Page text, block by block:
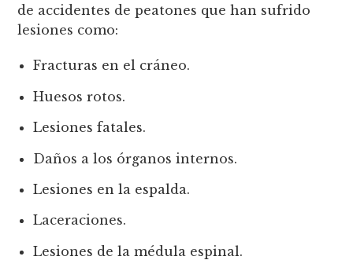
de accidentes de peatones que han sufrido
lesiones como:
Fracturas en el cráneo.
Huesos rotos.
Lesiones fatales.
Daños a los órganos internos.
Lesiones en la espalda.
Laceraciones.
Lesiones de la médula espinal.